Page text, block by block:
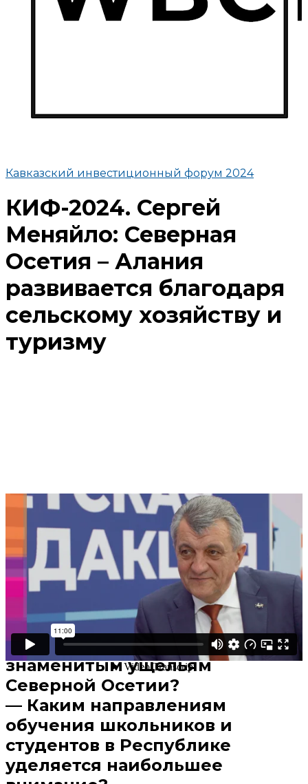
Кавказский инвестиционный форум 2024
КИФ-2024. Сергей
Меняйло: Северная
Осетия – Алания
развивается благодаря
сельскому хозяйству и
туризму
В избранное
Смотреть позже
— Из чего состоит «Солнечный
пояс Алании»?
— Какие ощущения дарит
гостям маршрут по
знаменитым ущельям
Северной Осетии?
— Каким направлениям
обучения школьников и
студентов в Республике
уделяется наибольшее